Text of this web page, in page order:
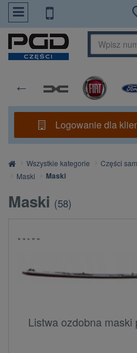
PrzejdzDoTresci
Logowanie dla
Strona
główna
Wszystkie kategorie Części
Maski
Maski
Maski (58)
Listwa ozdobna